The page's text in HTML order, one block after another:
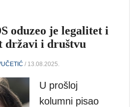
oduzeo je legalitet i
državi i društvu
/ 13.08.2025.
U prošloj
kolumni pisao